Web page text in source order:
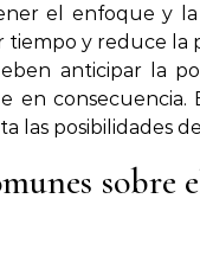
el enfoque y
y reduce la
anticipar la
en consecuencia.
las posibilidades
sobre